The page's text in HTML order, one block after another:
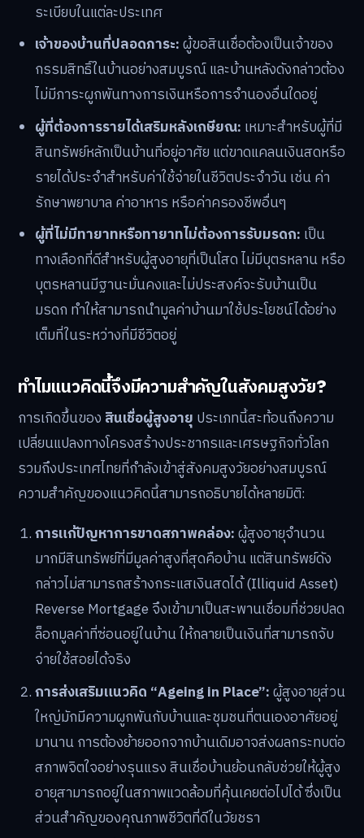
ระเบียบในแต่ละประเทศ
เจ้าของบ้านที่ปลอดภาระ:ผู้ขอสินเชื่อต้องเป็นเจ้าของ
กรรมสิทธิ์ในบ้านอย่างสมบูรณ์ และบ้านหลังดังกล่าวต้อง
ไม่มีภาระผูกพันทางการเงินหรือการจำนองอื่นใดอยู่
ผู้ที่ต้องการรายได้เสริมหลังเกษียณ: เหมาะสำหรับผู้ที่มี
สินทรัพย์หลักเป็นบ้านที่อยู่อาศัย แต่ขาดแคลนเงินสดหรือ
รายได้ประจำสำหรับค่าใช้จ่ายในชีวิตประจำวัน เช่น ค่า
รักษาพยาบาล ค่าอาหาร หรือค่าครองชีพอื่นๆ
ผู้ที่ไม่มีทายาทหรือทายาทไม่ต้องการรับมรดก: เป็น
ทางเลือกที่ดีสำหรับผู้สูงอายุที่เป็นโสด ไม่มีบุตรหลาน หรือ
บุตรหลานมีฐานะมั่นคงและไม่ประสงค์จะรับบ้านเป็น
มรดก ทำให้สามารถนำมูลค่าบ้านมาใช้ประโยชน์ได้อย่าง
เต็มที่ในระหว่างที่มีชีวิตอยู่
ทำไมแนวคิดนี้จึงมีความสำคัญในสังคมสูงวัย?
การเกิดขึ้นของ สินเชื่อผู้สูงอายุ ประเภทนี้สะท้อนถึงความ
เปลี่ยนแปลงทางโครงสร้างประชากรและเศรษฐกิจทั่วโลก
รวมถึงประเทศไทยที่กำลังเข้าสู่สังคมสูงวัยอย่างสมบูรณ์
ความสำคัญของแนวคิดนี้สามารถอธิบายได้หลายมิติ:
การแก้ปัญหาการขาดสภาพคล่อง:ผู้สูงอายุจำนวน
มากมีสินทรัพย์ที่มีมูลค่าสูงที่สุดคือบ้าน แต่สินทรัพย์ดัง
กล่าวไม่สามารถสร้างกระแสเงินสดได้ (Illiquid Asset)
Reverse Mortgage จึงเข้ามาเป็นสะพานเชื่อมที่ช่วยปลด
ล็อกมูลค่าที่ซ่อนอยู่ในบ้าน ให้กลายเป็นเงินที่สามารถจับ
จ่ายใช้สอยได้จริง
การส่งเสริมแนวคิด “Ageing in Place”:ผู้สูงอายุส่วน
ใหญ่มักมีความผูกพันกับบ้านและชุมชนที่ตนเองอาศัยอยู่
มานาน การต้องย้ายออกจากบ้านเดิมอาจส่งผลกระทบต่อ
สภาพจิตใจอย่างรุนแรง สินเชื่อบ้านย้อนกลับช่วยให้ผู้สูง
อายุสามารถอยู่ในสภาพแวดล้อมที่คุ้นเคยต่อไปได้ ซึ่งเป็น
ส่วนสำคัญของคุณภาพชีวิตที่ดีในวัยชรา